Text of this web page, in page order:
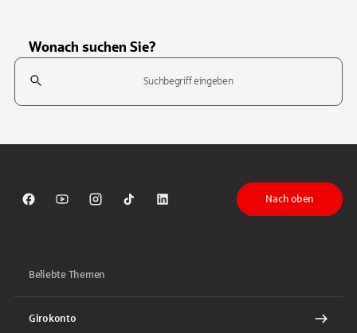
Wonach suchen Sie?
Suchfeld
Sparkasse auf Facebook
Sparkasse auf Youtube
Sparkasse auf Instagram
Sparkasse auf TikTok
Sparkasse auf LinkedIn
Nach oben
Beliebte Themen
Girokonto